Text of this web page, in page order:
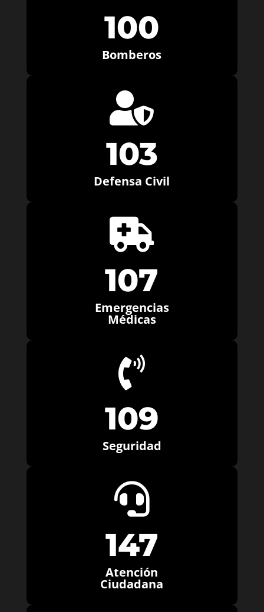
100
Bomberos

103
Defensa Civil

107
Emergencias
Médicas

109
Seguridad

147
Atención
Ciudadana